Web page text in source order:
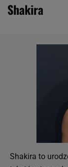
Shakira
Shakira to